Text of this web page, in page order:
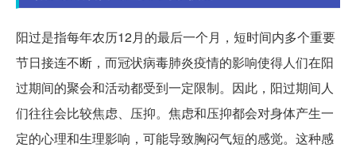
阳过是指每年农历12月的最后一个月，短时间内多个重要
节日接连不断，而冠状病毒肺炎疫情的影响使得人们在阳
过期间的聚会和活动都受到一定限制。因此，阳过期间人
们往往会比较焦虑、压抑。焦虑和压抑都会对身体产生一
定的心理和生理影响，可能导致胸闷气短的感觉。这种感